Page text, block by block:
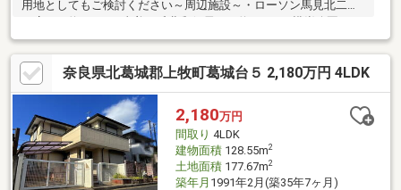
用地としてもご検討ください～周辺施設～・ローソン馬見北二丁
約320ｍ・エコールマミまで約1190ｍ・木のうた真美ヶ丘店まで
約750ｍ現地見学会（事前に必ずお問い合わせください）日程／
公開中■□■空家につき、お気軽にご覧いただけます■□■現地見
学・資金計画・住宅ローン・リフォーム・買換え相談など何でも
お気軽にお問い合わせください！フリーコール：０１２０－１３
５－７６５ （担当：いまふく）
奈良県北葛城郡上牧町葛城台５ 2,180万円 4LDK
2,180万円
間取り 4LDK
建物面積128.55m2
土地面積177.67m2
築年月 1991年2月(築35年7ヶ月)